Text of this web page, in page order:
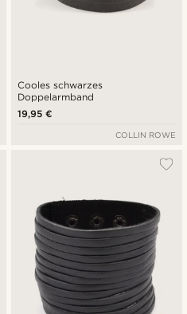
Cooles schwarzes
Doppelarmband
19,95 €
COLLIN ROWE